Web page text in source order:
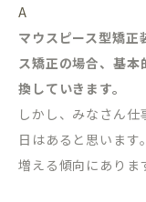
A
マウスピース型矯正
ス矯正の場合、基
換していきます。
しかし、みなさん
日はあると思いま
増える傾向にありま